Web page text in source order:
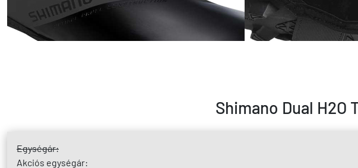
Shimano Dual H2O
Egységár:
Akciós egységár: